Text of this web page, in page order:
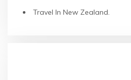
Travel In New Zealand.